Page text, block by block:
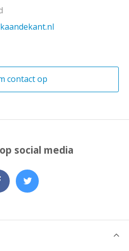
contact op
social media